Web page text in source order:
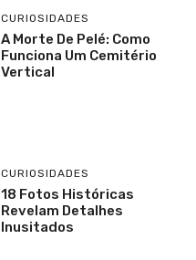
CURIOSIDADES
A Morte De Pelé: Como
Funciona Um Cemitério
Vertical
CURIOSIDADES
18 Fotos Históricas
Revelam Detalhes
Inusitados